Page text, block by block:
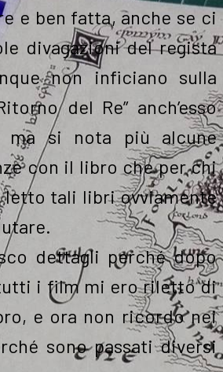
e ben fatta, anche se ci
divagazioni del regista
non inficiano sulla
del Re” anch’esso
ma si nota più alcune
con il libro che per chi
letto tali libri ovviamente
dettagli perché dopo
i film mi ero riletto di
e ora non ricordo nei
sono passati diversi